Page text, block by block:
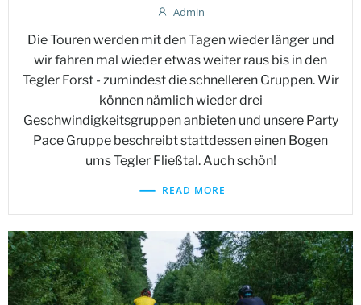
Admin
Die Touren werden mit den Tagen wieder länger und
wir fahren mal wieder etwas weiter raus bis in den
Tegler Forst - zumindest die schnelleren Gruppen. Wir
können nämlich wieder drei
Geschwindigkeitsgruppen anbieten und unsere Party
Pace Gruppe beschreibt stattdessen einen Bogen
ums Tegler Fließtal. Auch schön!
READ MORE